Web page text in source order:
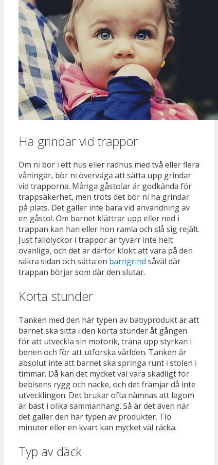
Ha grindar vid trappor
Om ni bor i ett hus eller radhus med två eller flera
våningar, bör ni överväga att sätta upp grindar
vid trapporna. Många gåstolar är godkända för
trappsäkerhet, men trots det bör ni ha grindar
på plats. Det gäller inte bara vid användning av
en gåstol. Om barnet klättrar upp eller ned i
trappan kan han eller hon ramla och slå sig rejält.
Just fallolyckor i trappor är tyvärr inte helt
ovanliga, och det är därför klokt att vara på den
säkra sidan och sätta en barngrind såväl där
trappan börjar som där den slutar.
Korta stunder
Tanken med den här typen av babyprodukt är att
barnet ska sitta i den korta stunder åt gången
för att utveckla sin motorik, träna upp styrkan i
benen och för att utforska världen. Tanken är
absolut inte att barnet ska springa runt i stolen i
timmar. Då kan det mycket väl vara skadligt för
bebisens rygg och nacke, och det främjar då inte
utvecklingen. Det brukar ofta nämnas att lagom
är bäst i olika sammanhang. Så är det även när
det gäller den här typen av produkter. Tio
minuter eller en kvart kan mycket väl räcka.
Typ av däck